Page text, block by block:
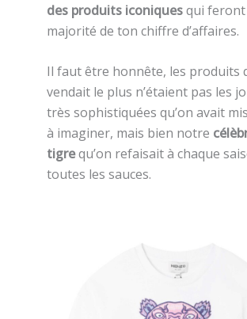
des produits iconiquesqui feront
majorité de ton chiffre d’affaires.
Il faut être honnête, les produits
vendait le plus n’étaient pas les
très sophistiquées qu’on avait
à imaginer, mais bien notre
tigrequ’on refaisait à chaque
toutes les sauces.